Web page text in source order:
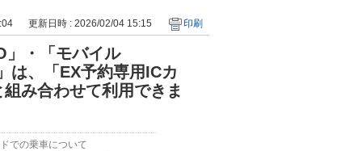
更新日時 : 2026/02/04 15:15 印刷
」・「モバイル
は、「EX予約専用ICカ
み合わせて利用できま
での乗車について